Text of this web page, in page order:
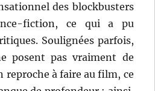
des blockbusters
fiction, ce qui a pu
Soulignées parfois,
posent pas vraiment de
reproche à faire au film, ce